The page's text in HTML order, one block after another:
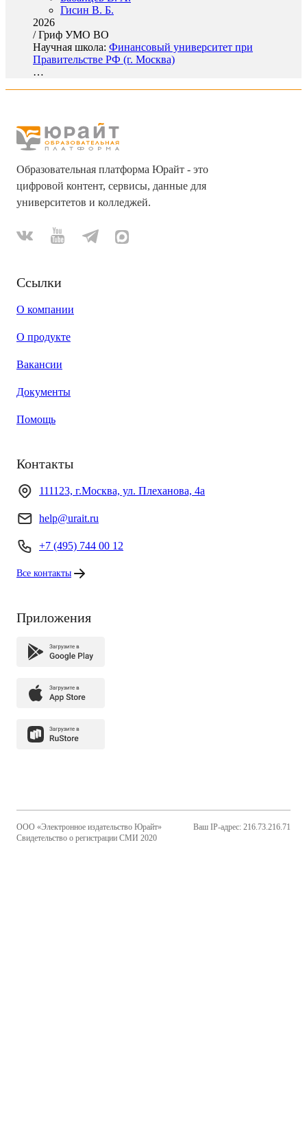
Гисин В. Б.
2026
/Гриф УМО ВО
Научная школа: Финансовый университет при
Правительстве РФ (г. Москва)
…
Образовательная платформа Юрайт - это
цифровой контент, сервисы, данные для
университетов и колледжей.
Ссылки
О компании
О продукте
Вакансии
Документы
Помощь
Контакты
111123, г.Москва, ул. Плеханова, 4а
help@urait.ru
+7 (495) 744 00 12
Все контакты
Приложения
ООО «Электронное издательство Юрайт»
Свидетельство о регистрации СМИ 2020
Ваш IP-адрес: 216.73.216.71